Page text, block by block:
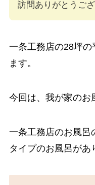
訪問ありがとうござ
一条工務店の28坪
ます。
今回は、我が家のお
一条工務店のお風呂
タイプのお風呂があ